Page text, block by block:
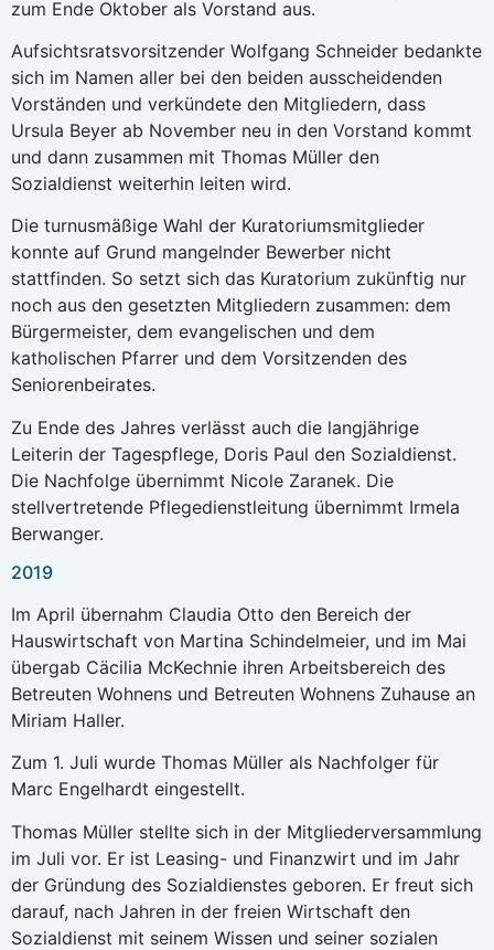
zum Ende Oktober als Vorstand aus.
Aufsichtsratsvorsitzender Wolfgang Schneider bedankte
sich im Namen aller bei den beiden ausscheidenden
Vorständen und verkündete den Mitgliedern, dass
Ursula Beyer ab November neu in den Vorstand kommt
und dann zusammen mit Thomas Müller den
Sozialdienst weiterhin leiten wird.
Die turnusmäßige Wahl der Kuratoriumsmitglieder
konnte auf Grund mangelnder Bewerber nicht
stattfinden. So setzt sich das Kuratorium zukünftig nur
noch aus den gesetzten Mitgliedern zusammen: dem
Bürgermeister, dem evangelischen und dem
katholischen Pfarrer und dem Vorsitzenden des
Seniorenbeirates.
Zu Ende des Jahres verlässt auch die langjährige
Leiterin der Tagespflege, Doris Paul den Sozialdienst.
Die Nachfolge übernimmt Nicole Zaranek. Die
stellvertretende Pflegedienstleitung übernimmt Irmela
Berwanger.
2019
Im April übernahm Claudia Otto den Bereich der
Hauswirtschaft von Martina Schindelmeier, und im Mai
übergab Cäcilia McKechnie ihren Arbeitsbereich des
Betreuten Wohnens und Betreuten Wohnens Zuhause an
Miriam Haller.
Zum 1. Juli wurde Thomas Müller als Nachfolger für
Marc Engelhardt eingestellt.
Thomas Müller stellte sich in der Mitgliederversammlung
im Juli vor. Er ist Leasing- und Finanzwirt und im Jahr
der Gründung des Sozialdienstes geboren. Er freut sich
darauf, nach Jahren in der freien Wirtschaft den
Sozialdienst mit seinem Wissen und seiner sozialen